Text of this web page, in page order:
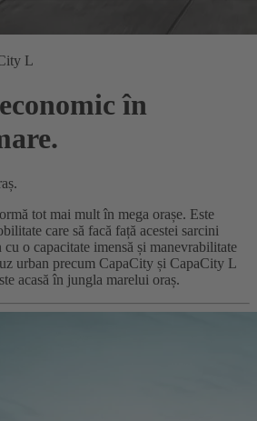
L
în
tot mai mult în mega orașe. Este
care să facă față acestei sarcini
o capacitate imensă și manevrabilitate
urban precum CapaCity și CapaCity L
acasă în jungla marelui oraș.